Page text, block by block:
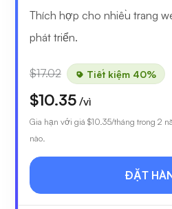
Thích hợp cho nhiều trang
phát triển.
$17.02 Tiết kiệm 40%
$10.35 /vì
Gia hạn với giá $10.35/tháng trong 2
nào.
ĐẶT